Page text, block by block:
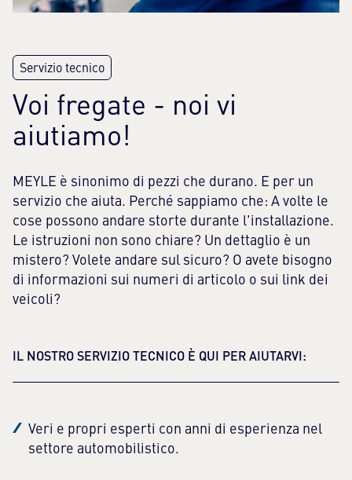
Voi fregate - noi vi
aiutiamo!
MEYLE è sinonimo di pezzi che durano. E per un
servizio che aiuta. Perché sappiamo che: A volte le
cose possono andare storte durante l'installazione.
Le istruzioni non sono chiare? Un dettaglio è un
mistero? Volete andare sul sicuro? O avete bisogno
di informazioni sui numeri di articolo o sui link dei
veicoli?
IL NOSTRO SERVIZIO TECNICO È QUI PER AIUTARVI:
Veri e propri esperti con anni di esperienza nel
settore automobilistico.